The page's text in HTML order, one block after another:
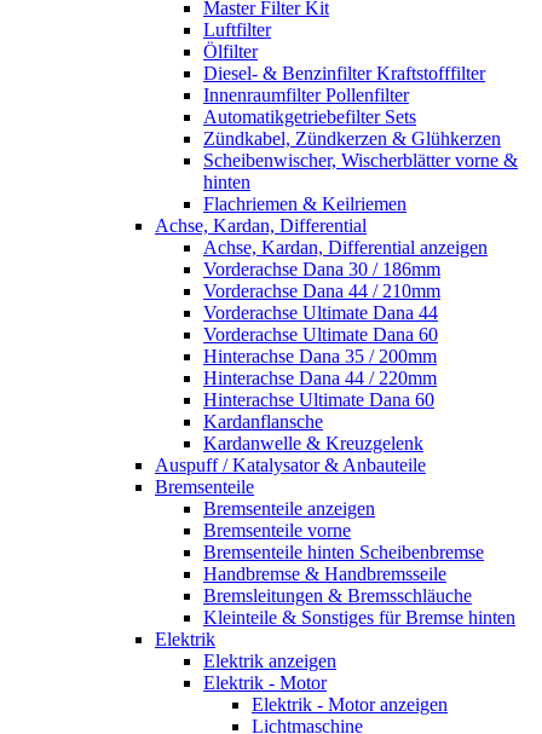
Master Filter Kit
Luftfilter
Ölfilter
Diesel- & Benzinfilter Kraftstofffilter
Innenraumfilter Pollenfilter
Automatikgetriebefilter Sets
Zündkabel, Zündkerzen & Glühkerzen
Scheibenwischer, Wischerblätter vorne &
hinten
Flachriemen & Keilriemen
Achse, Kardan, Differential
Achse, Kardan, Differential anzeigen
Vorderachse Dana 30 / 186mm
Vorderachse Dana 44 / 210mm
Vorderachse Ultimate Dana 44
Vorderachse Ultimate Dana 60
Hinterachse Dana 35 / 200mm
Hinterachse Dana 44 / 220mm
Hinterachse Ultimate Dana 60
Kardanflansche
Kardanwelle & Kreuzgelenk
Auspuff / Katalysator & Anbauteile
Bremsenteile
Bremsenteile anzeigen
Bremsenteile vorne
Bremsenteile hinten Scheibenbremse
Handbremse & Handbremsseile
Bremsleitungen & Bremsschläuche
Kleinteile & Sonstiges für Bremse hinten
Elektrik
Elektrik anzeigen
Elektrik - Motor
Elektrik - Motor anzeigen
Lichtmaschine